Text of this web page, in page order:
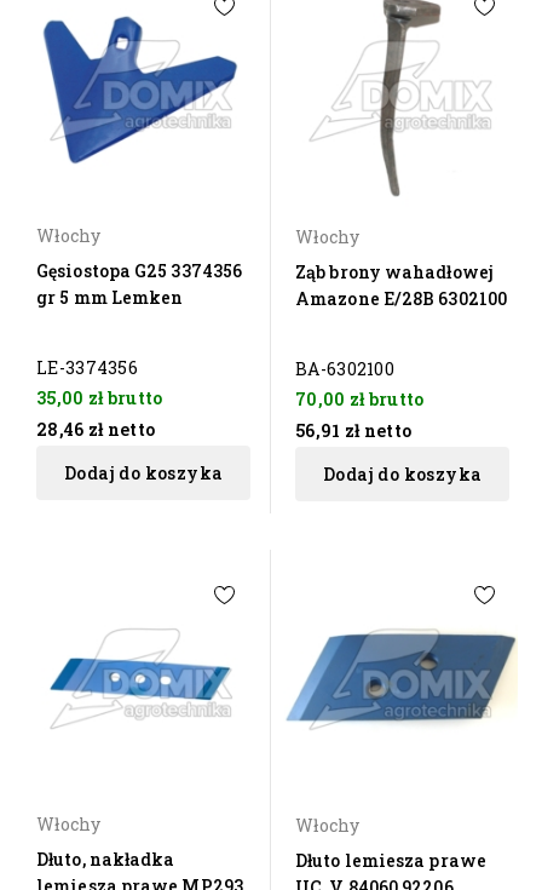
Włochy
Gęsiostopa G25 3374356
gr 5 mm Lemken
LE-3374356
35,00 złbrutto
28,46 zł netto
Dodaj do koszyka
Włochy
Ząb brony wahadłowej
Amazone E/28B 6302100
BA-6302100
70,00 złbrutto
56,91 zł netto
Dodaj do koszyka
Włochy
Dłuto, nakładka
Włochy
Dłuto lemiesza prawe